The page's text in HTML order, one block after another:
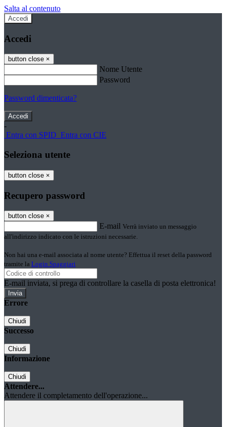
Salta al contenuto
Accedi
Accedi
button close ×
Nome Utente
Password
Password dimenticata?
-
Entra con SPID Entra con CIE
Seleziona utente
button close ×
Recupero password
button close ×
E-mail Verrà inviato un messaggio
all'indirizzo indicato con le istruzioni necessarie.
Non hai una e-mail associata al nome utente? Effettua il reset della password
tramite la Login Spaggiari
E-mail inviata, si prega di controllare la casella di posta elettronica!
Errore
Chiudi
Successo
Chiudi
Informazione
Chiudi
Attendere...
Attendere il completamento dell'operazione...